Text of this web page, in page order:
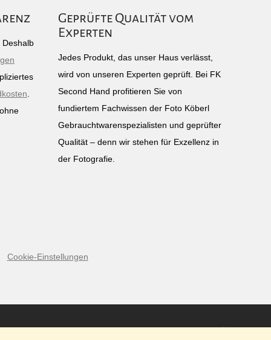
Deshalb
Geprüfte Qualität vom
Experten
Jedes Produkt, das unser Haus verlässt,
wird von unseren Experten geprüft. Bei FK
Second Hand profitieren Sie von
fundiertem Fachwissen der Foto Köberl
Gebrauchtwarenspezialisten und geprüfter
Qualität – denn wir stehen für Exzellenz in
der Fotografie.
Cookie-Einstellungen